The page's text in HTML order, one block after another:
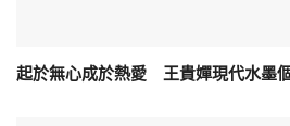
起於無心成於熱愛 王貴嬋現代水墨